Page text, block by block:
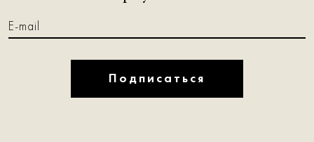
Подписаться